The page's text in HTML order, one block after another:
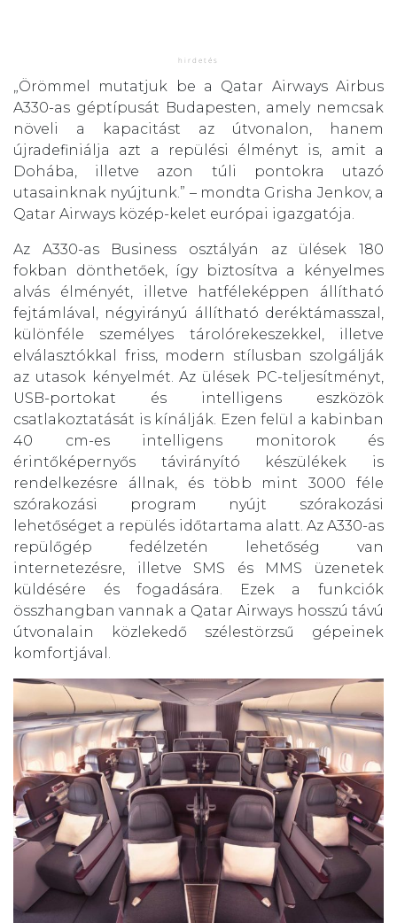
„Örömmel mutatjuk be a Qatar Airways Airbus
A330-as géptípusát Budapesten, amely nemcsak
növeli a kapacitást az útvonalon, hanem
újradefiniálja azt a repülési élményt is, amit a
Dohába, illetve azon túli pontokra utazó
utasainknak nyújtunk.” – mondta Grisha Jenkov, a
Qatar Airways közép-kelet európai igazgatója.
Az A330-as Business osztályán az ülések 180
fokban dönthetőek, így biztosítva a kényelmes
alvás élményét, illetve hatféleképpen állítható
fejtámlával, négyirányú állítható deréktámasszal,
különféle személyes tárolórekeszekkel, illetve
elválasztókkal friss, modern stílusban szolgálják
az utasok kényelmét. Az ülések PC-teljesítményt,
USB-portokat és intelligens eszközök
csatlakoztatását is kínálják. Ezen felül a kabinban
40 cm-es intelligens monitorok és
érintőképernyős távirányító készülékek is
rendelkezésre állnak, és több mint 3000 féle
szórakozási program nyújt szórakozási
lehetőséget a repülés időtartama alatt. Az A330-as
repülőgép fedélzetén lehetőség van
internetezésre, illetve SMS és MMS üzenetek
küldésére és fogadására. Ezek a funkciók
összhangban vannak a Qatar Airways hosszú távú
útvonalain közlekedő szélestörzsű gépeinek
komfortjával.